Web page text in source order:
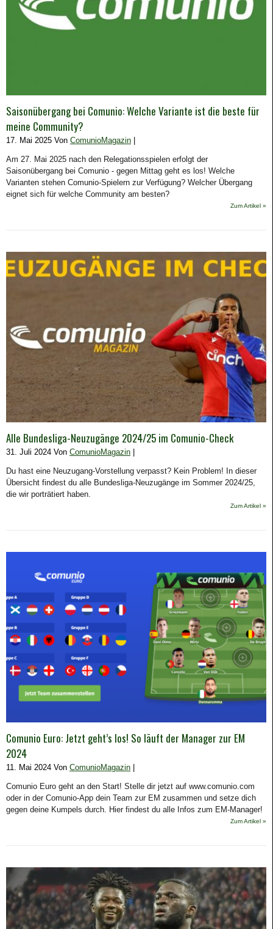
Saisonübergang bei Comunio: Welche Variante ist die beste für
meine Community?
17. Mai 2025 Von ComunioMagazin
Am 27. Mai 2025 nach den Relegationsspielen erfolgt der
Saisonübergang bei Comunio - gegen Mittag geht es los! Welche
Varianten stehen Comunio-Spielern zur Verfügung? Welcher Übergang
eignet sich für welche Community am besten?
Zum Artikel »
Alle Bundesliga-Neuzugänge 2024/25 im Comunio-Check
31. Juli 2024 Von ComunioMagazin
Du hast eine Neuzugang-Vorstellung verpasst? Kein Problem! In dieser
Übersicht findest du alle Bundesliga-Neuzugänge im Sommer 2024/25,
die wir porträtiert haben.
Zum Artikel »
Comunio Euro: Jetzt geht’s los! So läuft der Manager zur EM
2024
11. Mai 2024 Von ComunioMagazin |
Comunio Euro geht an den Start! Stelle dir jetzt auf www.comunio.com
oder in der Comunio-App dein Team zur EM zusammen und setze dich
gegen deine Kumpels durch. Hier findest du alle Infos zum EM-Manager!
Zum Artikel »